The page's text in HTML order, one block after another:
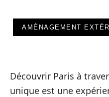
AMÉNAGEMENT
Découvrir Paris à
unique est une